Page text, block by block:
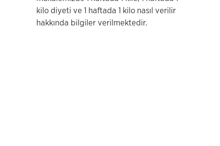
kilo diyeti ve 1 haftada 1 kilo nasıl verilir
hakkında bilgiler verilmektedir.